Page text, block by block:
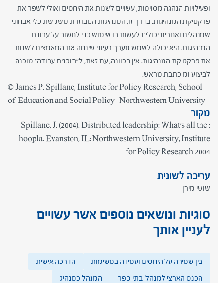
ופעילויות הנהגה מסוימות, עשויים לשנות את היחסים ואולי לשפר את
פרקטיקת המנהיגות.בדרך זו, המנהיגות המבוזרת משמשת כלי אבחוני
שמנהלים ואחרים יכולים לעשות בו שימוש כדי לחשוב על עבודת
המנהיגות. היא יכולה לשמש מערך רעיוני שינחה את המאמצים לשנות
את פרקטיקת המנהיגות. אין הכוונה, עם זאת, ל"תוכנית עבודה" מוכנה
לביצוע ומוכתבת מראש.
© James P. Spillane, Institute for Policy Research, School
of Education and Social Policy Northwestern University
מקור
: Spillane, J. (2004). Distributed leadership: What's all the
hoopla. Evanston, IL: Northwestern University, Institute
for Policy Research 2004
עריכה לשונית
שושי מירן
סוגיות ונושאים נוספים אשר עשויים
לעניין אותך
בין שמירה על היחסים ועמידה במשימות
הדרכה אישית
הכנס הארצי למנהלי בתי ספר
המנהל כמנהיג